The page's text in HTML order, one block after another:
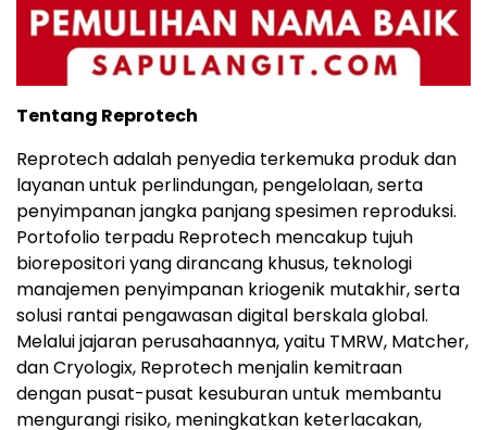
Tentang Reprotech
Reprotech adalah penyedia terkemuka produk dan
layanan untuk perlindungan, pengelolaan, serta
penyimpanan jangka panjang spesimen reproduksi.
Portofolio terpadu Reprotech mencakup tujuh
biorepositori yang dirancang khusus, teknologi
manajemen penyimpanan kriogenik mutakhir, serta
solusi rantai pengawasan digital berskala global.
Melalui jajaran perusahaannya, yaitu TMRW, Matcher,
dan Cryologix, Reprotech menjalin kemitraan
dengan pusat-pusat kesuburan untuk membantu
mengurangi risiko, meningkatkan keterlacakan,